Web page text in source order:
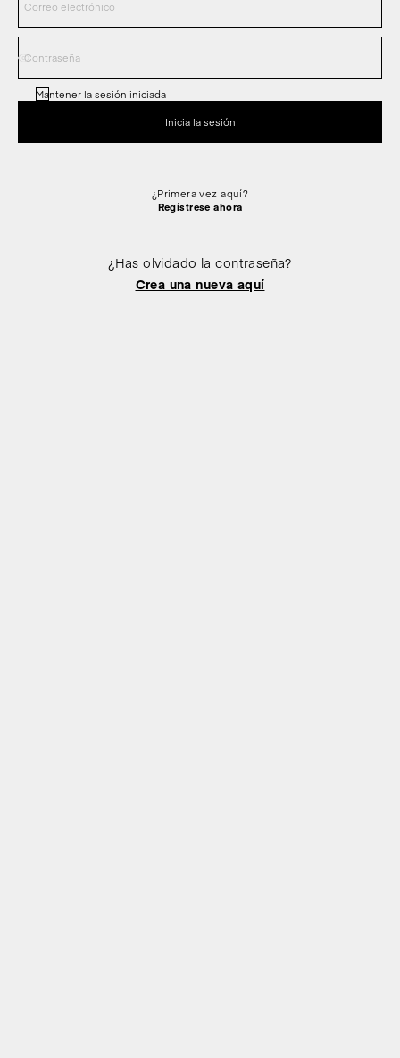
Mantener la sesión iniciada
¿Primera vez aquí?
Regístrese ahora
¿Has olvidado la contraseña?
Crea una nueva aquí